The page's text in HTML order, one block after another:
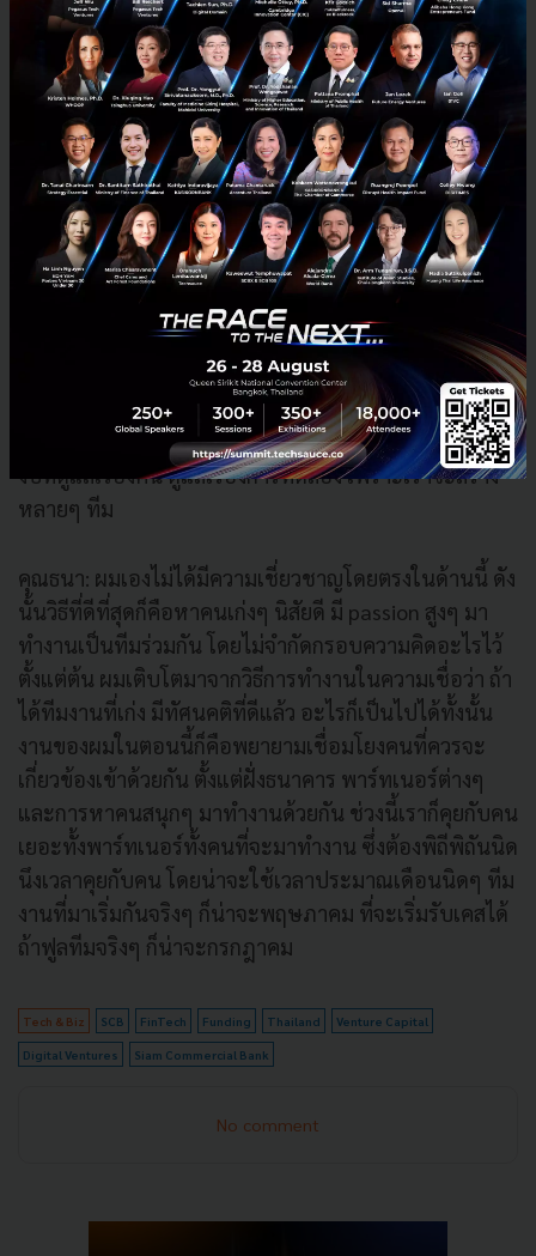
เราจะได้เห็นโครงการนี้เปิดตัวเมื่อไหร่?
คุณอาทิตย์: เราต้องการจะทำทุกอย่างให้เร็วที่สุด จุดที่
ทำให้ช้าก็คือความเป็นธนาคาร ก็จะมีเรื่องของกฎเกณฑ์
เข้ามาเกี่ยว ซึ่งขณะนี้ก็เป็นไปได้ด้วยดี ทางธนาคารแห่ง
ประเทศไทยก็ตื่นตัวมาก แล้วให้การสนับสนุนเราอย่างดี
เมื่อผ่านช่วงนี้แล้ว ที่เหลือทางคุณโจ้เองก็จะต้องมีทีมที่ดี
เราไม่อยากได้คนที่มาจากธนาคาร เพราะทางธนาคารก็มี
คนไม่พอ เราก็อยากจะได้ทีมใหม่ๆ คนรุ่นใหม่ๆ กันเข้ามา
ซึ่งเป็นเรื่องที่ต้องใช้เวลาระดับนึง นอกเหนือจาก 50 ล้าน
เหรียญสหรัฐฯ แล้ว เรายังกันเงินประมาณปีละ 500 ล้าน
บาท จากกำไรของธนาคาร เอาเข้าไปเป็นงบพัฒนาและ
วิจัย (Research & Development) ให้ห้องแลปสามารถจะมี
งบที่ดูแลเรื่องคน ดูแลเรื่องการทดลอง เพราะเราจะสร้าง
หลายๆ ทีม
คุณธนา: ผมเองไม่ได้มีความเชี่ยวชาญโดยตรงในด้านนี้ ดัง
นั้นวิธีที่ดีที่สุดก็คือหาคนเก่งๆ นิสัยดี มี passion สูงๆ มา
ทำงานเป็นทีมร่วมกัน โดยไม่จำกัดกรอบความคิดอะไรไว้
ตั้งแต่ต้น ผมเติบโตมาจากวิธีการทำงานในความเชื่อว่า ถ้า
ได้ทีมงานที่เก่ง มีทัศนคติที่ดีแล้ว อะไรก็เป็นไปได้ทั้งนั้น
งานของผมในตอนนี้ก็คือพยายามเชื่อมโยงคนที่ควรจะ
เกี่ยวข้องเข้าด้วยกัน ตั้งแต่ฝั่งธนาคาร พาร์ทเนอร์ต่างๆ
และการหาคนสนุกๆ มาทำงานด้วยกัน ช่วงนี้เราก็คุยกับคน
เยอะทั้งพาร์ทเนอร์ทั้งคนที่จะมาทำงาน ซึ่งต้องพิถีพิถันนิด
นึงเวลาคุยกับคน โดยน่าจะใช้เวลาประมาณเดือนนิดๆ ทีม
งานที่มาเริ่มกันจริงๆ ก็น่าจะพฤษภาคม ที่จะเริ่มรับเคสได้
ถ้าฟูลทีมจริงๆ ก็น่าจะกรกฎาคม
Tech & Biz SCB FinTech Funding Thailand Venture Capital
Digital Ventures Siam Commercial Bank
No comment